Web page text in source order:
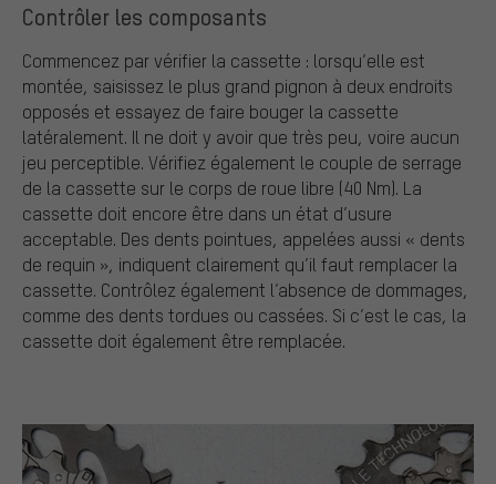
Contrôler les composants
Commencez par vérifier la cassette : lorsqu’elle est
montée, saisissez le plus grand pignon à deux endroits
opposés et essayez de faire bouger la cassette
latéralement. Il ne doit y avoir que très peu, voire aucun
jeu perceptible. Vérifiez également le couple de serrage
de la cassette sur le corps de roue libre (40 Nm). La
cassette doit encore être dans un état d’usure
acceptable. Des dents pointues, appelées aussi « dents
de requin », indiquent clairement qu’il faut remplacer la
cassette. Contrôlez également l’absence de dommages,
comme des dents tordues ou cassées. Si c’est le cas, la
cassette doit également être remplacée.